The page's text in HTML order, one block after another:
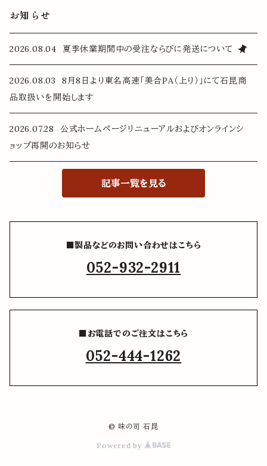
お知らせ
2026.08.04 夏季休業期間中の受注ならびに発送について
2026.08.03 8月8日より東名高速「美合PA（上り）」にて石昆商
品取扱いを開始します
2026.07.28 公式ホームページリニューアルおよびオンラインシ
ョップ再開のお知らせ
記事一覧を見る
■製品などのお問い合わせはこちら
052-932-2911
■お電話でのご注文はこちら
052-444-1262
© 味の司 石昆
Powered by